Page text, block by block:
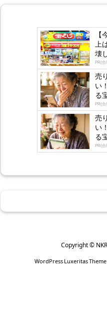
【
上
壊
PR(合
売
い
る
PR(合
売
い
る
PR(合
Copyright © NKR
WordPress Luxeritas